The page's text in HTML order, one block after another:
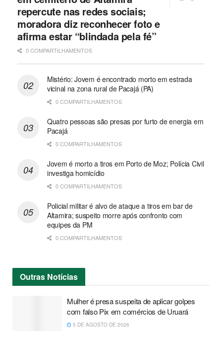
repercute nas redes sociais;
moradora diz reconhecer foto e
afirma estar “blindada pela fé”
0 COMPARTILHAMENTOS
Mistério: Jovem é encontrado morto em estrada
vicinal na zona rural de Pacajá (PA)
0 COMPARTILHAMENTOS
Quatro pessoas são presas por furto de energia em
Pacajá
0 COMPARTILHAMENTOS
Jovem é morto a tiros em Porto de Moz; Polícia Civil
investiga homicídio
0 COMPARTILHAMENTOS
Policial militar é alvo de ataque a tiros em bar de
Altamira; suspeito morre após confronto com
equipes da PM
0 COMPARTILHAMENTOS
Outras Notícias
Mulher é presa suspeita de aplicar golpes
com falso Pix em comércios de Uruará
5 DE AGOSTO DE 2026